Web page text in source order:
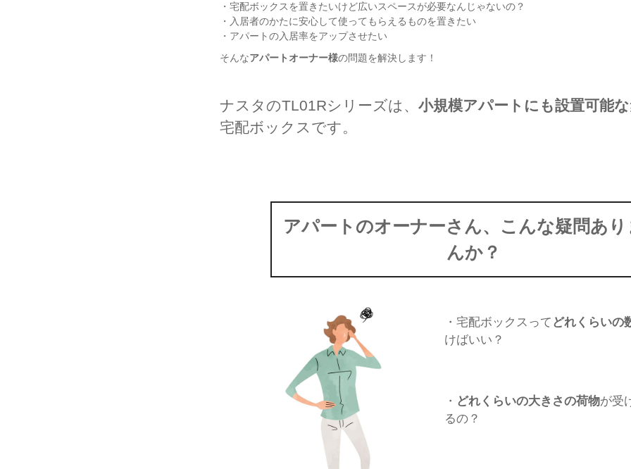
・宅配ボックスを置きたいけど広いスペースが必要なんじゃないの？
・入居者のかたに安心して使ってもらえるものを置きたい
・アパートの入居率をアップさせたい
そんなアパートオーナー様の問題を解決します！
ナスタのTL01Rシリーズは、 小規模アパートにも設置可能な
宅配ボックスです。
アパートのオーナーさん、こんな疑問あり
んか？
・宅配ボックスって どれくらいの
けばいい？
・ どれくらいの大きさの荷物が受
るの？